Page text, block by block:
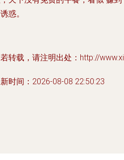
惑。
转载，请注明出处：http://
时间：2026-08-08 22:50:23